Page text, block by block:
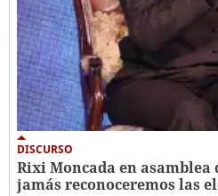
DISCURSO
Rixi Moncada en asamblea
jamás reconoceremos las